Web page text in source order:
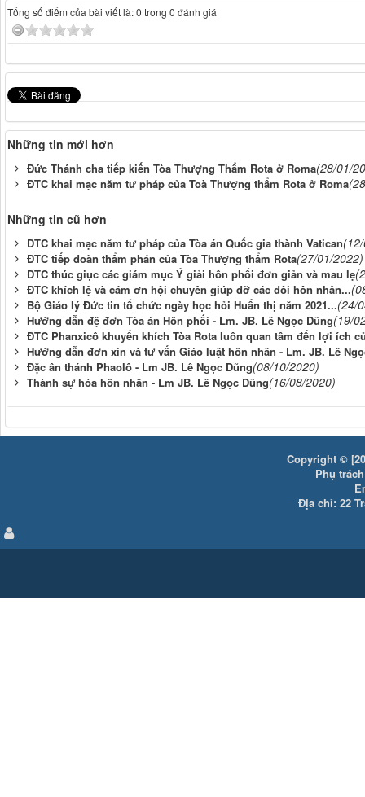
Tổng số điểm của bài viết là: 0 trong 0 đánh giá
Những tin mới hơn
Đức Thánh cha tiếp kiến Tòa Thượng Thẩm Rota ở Roma(28/01/
ĐTC khai mạc năm tư pháp của Toà Thượng thẩm Rota ở Roma
Những tin cũ hơn
ĐTC khai mạc năm tư pháp của Tòa án Quốc gia thành Vatican
ĐTC tiếp đoàn thẩm phán của Tòa Thượng thẩm Rota(27/01/2022)
ĐTC thúc giục các giám mục Ý giải hôn phối đơn giản và mau lẹ
ĐTC khích lệ và cám ơn hội chuyên giúp đỡ các đôi hôn nhân...
Bộ Giáo lý Đức tin tổ chức ngày học hỏi Huấn thị năm 2021...(24/
Hướng dẫn đệ đơn Tòa án Hôn phối - Lm. JB. Lê Ngọc Dũng(19/
ĐTC Phanxicô khuyến khích Tòa Rota luôn quan tâm đến lợi ích
Hướng dẫn đơn xin và tư vấn Giáo luật hôn nhân - Lm. JB. Lê
Đặc ân thánh Phaolô - Lm JB. Lê Ngọc Dũng(08/10/2020)
Thành sự hóa hôn nhân - Lm JB. Lê Ngọc Dũng(16/08/2020)
Copyright ©
Phụ
Địa chỉ: 22